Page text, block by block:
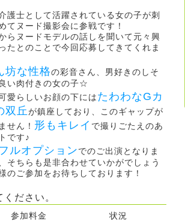
護士として活躍されている女の子が刺
てヌード撮影会に参戦です！
らヌードモデルの話しを聞いて元々興
たとのことで今回応募してきてくれま
坊な性格の彩音さん、男好きのしそ
い肉付きの女の子☆
愛らしいお顔の下にはたわわなGカ
双丘が鎮座しており、このギャップが
せん！ 形もキレイ で撮りごたえのあ
です♪
フルオプションでのご出演となりま
そちらも是非合わせていかがでしょう
のご参加をお待ちしております！
ださい。
参加料金
状況